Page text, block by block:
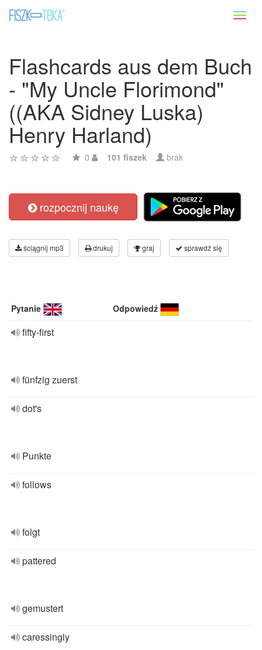
Flashcards aus dem Buch
- "My Uncle Florimond"
((AKA Sidney Luska)
Henry Harland)
0 101 fiszek brak
rozpocznij naukę
ściągnij mp3 drukuj graj sprawdź się
Pytanie Odpowiedź
fifty-first
fünfzig zuerst
dot's
Punkte
follows
folgt
pattered
gemustert
caressingly